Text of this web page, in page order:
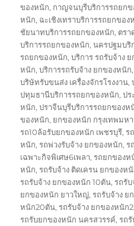
เขียน
เมื่อ
ของหนัก, กาญจนบุรีบริการรถยก
หนัก, ฉะเชิงเทราบริการรถยกของ
ชัยนาทบริการรถยกของหนัก, ตรา
บริการรถยกของหนัก,นครปฐมบริ
รถยกของหนัก,บริการ รถรับจ้าง
หนัก,บริการรถรับจ้าง ยกของหนัก
บริษัทรับขนส่ง เครื่องจักรโรงงาน,
ปทุมธานีบริการรถยกของหนัก,ปร
หนัก,ปราจีนบุรีบริการรถยกของห
ของหนัก, ยกของหนัก กรุงเทพมห
รถ10ล้อรับยกของหนัก เพชรบุรี,ร
หนัก,รถพ่วงรับจ้าง ยกของหนัก,ร
เฉพาะกิจพิเศษ6เพลา,รถยกของห
หนัก,รถรับจ้าง ติดเครน ยกของห
รถรับจ้าง ยกของหนัก 10ตัน,รถรั
ยกของหนัก ยาวใหญ่,รถรับจ้าง ย
หนัก20ตัน,รถรับจ้าง ยกของหนัก
รถรับยกของหนัก นครสวรรค์,รถ